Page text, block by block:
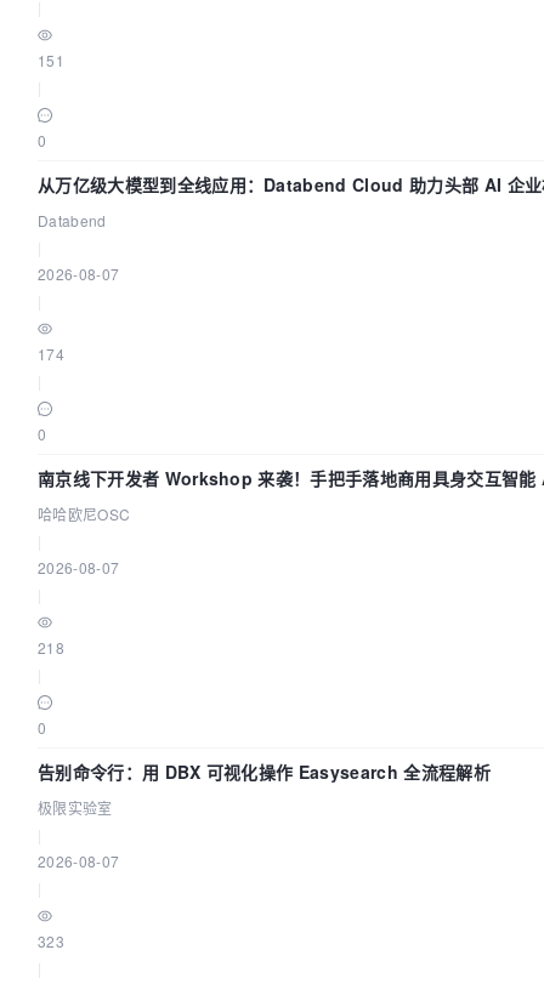
151
0
从万亿级大模型到全线应用：Databend Cloud 助力头部 AI 企
Trace 数据管道
Databend
2026-08-07
174
0
南京线下开发者 Workshop 来袭！手把手落地商用具身交互智
哈哈欧尼OSC
2026-08-07
218
0
告别命令行：用 DBX 可视化操作 Easysearch 全流程解析
极限实验室
2026-08-07
323